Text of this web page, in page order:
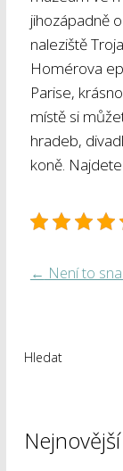
jihozápadně
naleziště
Homérova
Parise,
místě si
hradeb,
koně.
← Není to
Hledat